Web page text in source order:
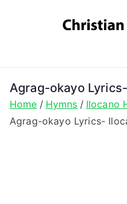
Agrag-okayo
Home Hymns
Ilocano
Agrag-okayo Lyrics-